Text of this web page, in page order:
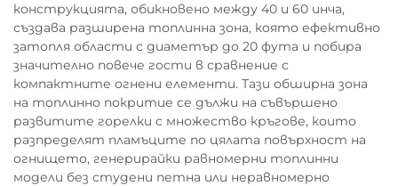
конструкцията, обикновено между 40 и 60 инча,
създава разширена топлинна зона, която ефективно
затопля области с диаметър до 20 фута и побира
значително повече гости в сравнение с
компактните огнени елементи. Тази обширна зона
на топлинно покритие се дължи на съвършено
развитите горелки с множество кръгове, които
разпределят пламъците по цялата повърхност на
огнището, генерирайки равномерни топлинни
модели без студени петна или неравномерно